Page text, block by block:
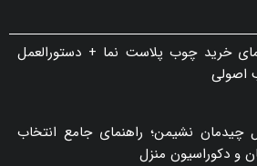
خرید چوب پلاست نما + دستورالعمل
چیدمان نشیمن؛ راهنمای جامع انتخاب
و دکوراسیون منزل